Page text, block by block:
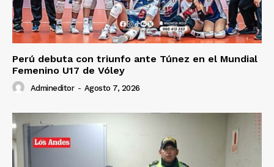
Perú debuta con triunfo ante Túnez en el Mundial
Femenino U17 de Vóley
Admineditor - Agosto 7, 2026